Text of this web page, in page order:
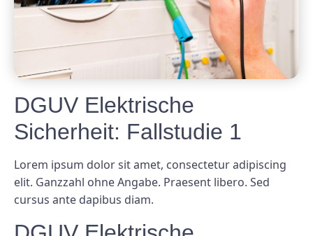
DGUV Elektrische
Sicherheit: Fallstudie 1
Lorem ipsum dolor sit amet, consectetur adipiscing
elit. Ganzzahl ohne Angabe. Praesent libero. Sed
cursus ante dapibus diam.